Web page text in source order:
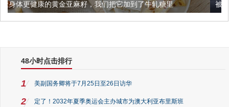
麻籽，我们把它加到了牛轧糖里 被列入佛家七宝的它到底
48小时点击排行
1 美副国务卿将于7月25日至26日访华
2 定了！2032年夏季奥运会主办城市为澳大利亚布里斯班